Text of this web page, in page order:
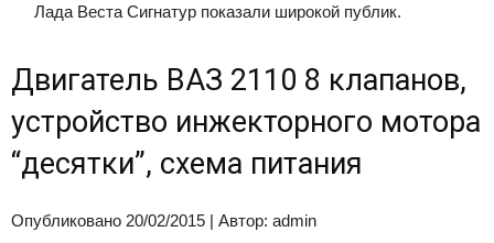
Лада Веста Сигнатур показали широкой публик.
Двигатель ВАЗ 2110 8 клапанов,
устройство инжекторного мотора
“десятки”, схема питания
Опубликовано 20/02/2015 | Автор: admin